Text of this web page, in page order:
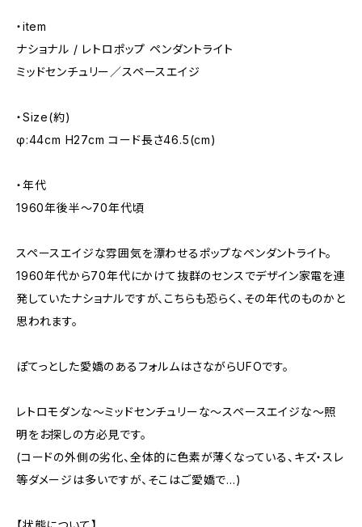
・item
ナショナル / レトロポップ ペンダントライト
ミッドセンチュリー／スペースエイジ
・Size(約)
φ:44cm H27cm コード長さ46.5(cm)
・年代
1960年後半～70年代頃
スペースエイジな雰囲気を漂わせるポップなペンダントライト。
1960年代から70年代にかけて抜群のセンスでデザイン家電を連
発していたナショナルですが、こちらも恐らく、その年代のものかと
思われます。
ぽてっとした愛嬌のあるフォルムはさながらUFOです。
レトロモダンな〜ミッドセンチュリーな〜スペースエイジな〜照
明をお探しの方必見です。
(コードの外側の劣化、全体的に色素が薄くなっている、キズ・スレ
等ダメージは多いですが、そこはご愛嬌で...)